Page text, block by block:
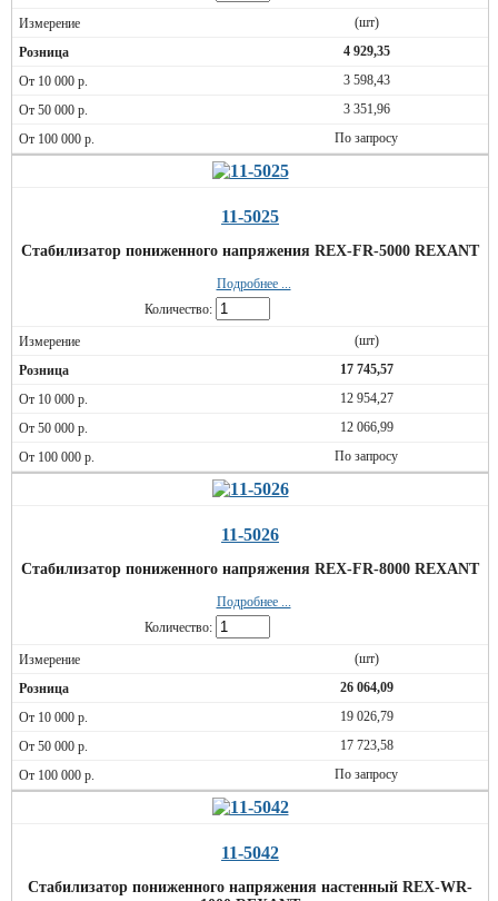
(шт)
4 929,35
3 598,43
3 351,96
По запросу
11-5025
Стабилизатор пониженного напряжения REX-FR-5000 REXANT
Подробнее ...
Количество:
(шт)
17 745,57
12 954,27
12 066,99
По запросу
11-5026
Стабилизатор пониженного напряжения REX-FR-8000 REXANT
Подробнее ...
Количество:
(шт)
26 064,09
19 026,79
17 723,58
По запросу
11-5042
Стабилизатор пониженного напряжения настенный REX-WR-